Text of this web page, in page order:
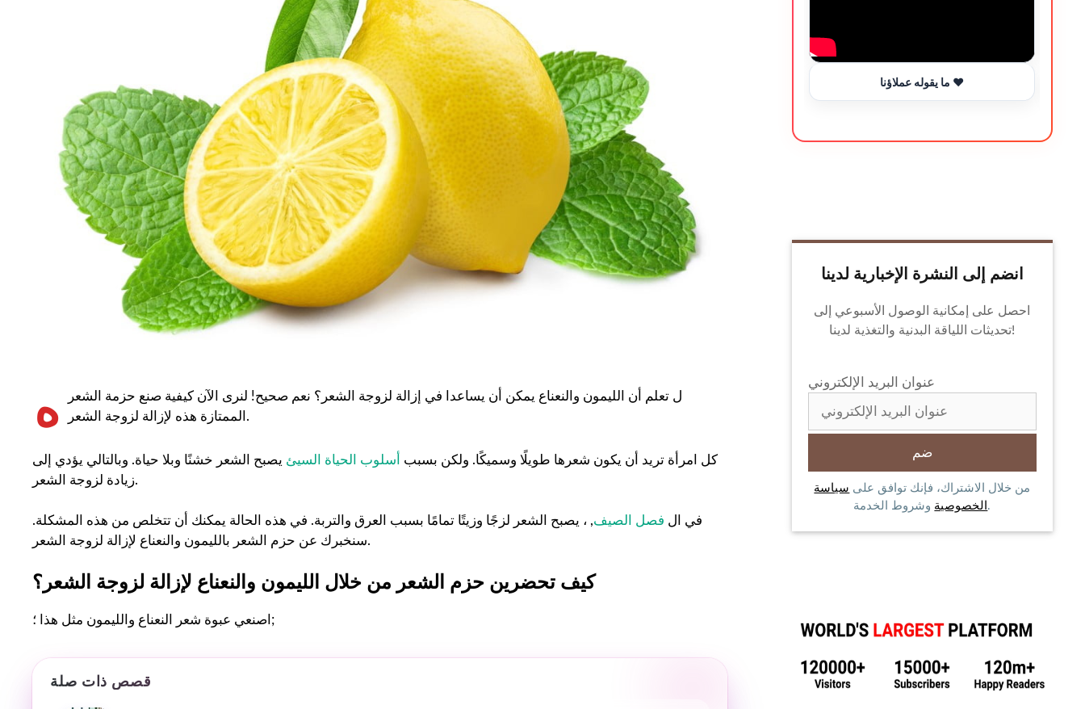
ه
ل تعلم أن الليمون والنعناع يمكن أن يساعدا في إزالة لزوجة الشعر؟ نعم صحيح! لنرى الآن كيفية صنع حزمة الشعر
الممتازة هذه لإزالة لزوجة الشعر.
كل امرأة تريد أن يكون شعرها طويلًا وسميكًا. ولكن بسبب أسلوب الحياة السيئ يصبح الشعر خشنًا وبلا حياة. وبالتالي يؤدي إلى
زيادة لزوجة الشعر.
في ال فصل الصيف, ، يصبح الشعر لزجًا وزيتًا تمامًا بسبب العرق والتربة. في هذه الحالة يمكنك أن تتخلص من هذه المشكلة.
سنخبرك عن حزم الشعر بالليمون والنعناع لإزالة لزوجة الشعر.
كيف تحضرين حزم الشعر من خلال الليمون والنعناع لإزالة لزوجة الشعر؟
اصنعي عبوة شعر النعناع والليمون مثل هذا ؛;
قصص ذات صلة
ما يقوله عملاؤنا ❤️
انضم إلى النشرة الإخبارية لدينا
احصل على إمكانية الوصول الأسبوعي إلى
تحديثات اللياقة البدنية والتغذية لدينا!
عنوان البريد الإلكتروني
من خلال الاشتراك، فإنك توافق على سياسة
الخصوصية وشروط الخدمة.